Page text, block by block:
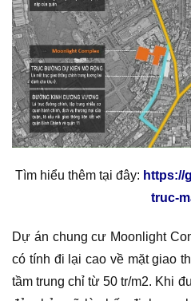
Tìm hiểu thêm tại đây: https://
truc-
Dự án chung cư Moonlight
có tính đi lại cao về mặt giao
tầm trung chỉ từ 50 tr/m2. Khi